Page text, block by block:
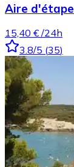
Aire d'étape
15,40 € /24h
3.8/5 (35)